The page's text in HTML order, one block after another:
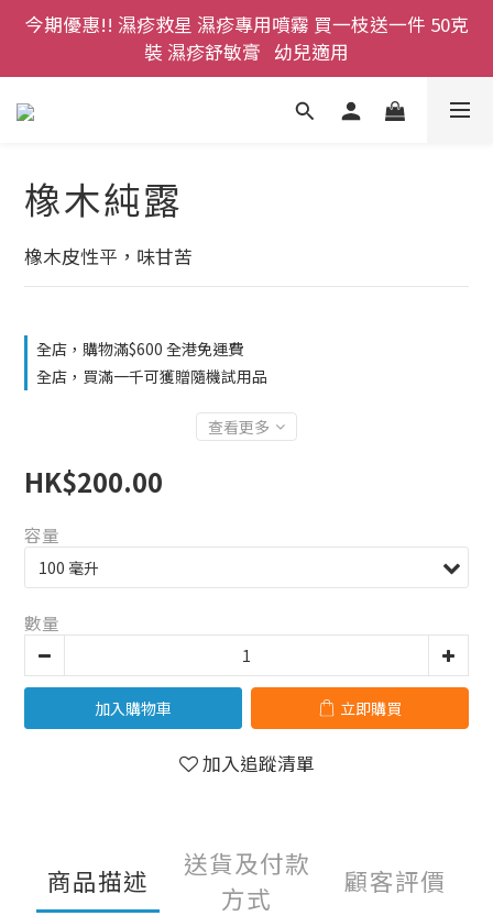
登記成為網店會員，即送$50購物金即刻用!!
首次購買 啤酒花咖啡因洗髮液 享8折優惠 不限購買量
今期優惠!! 濕疹救星 濕疹專用噴霧 買一枝送一件 50克
裝 濕疹舒敏膏   幼兒適用
登記成為網店會員，即送$50購物金即刻用!!
首次購買 啤酒花咖啡因洗髮液 享8折優惠 不限購買量
橡木純露
橡木皮性平，味甘苦
全店，購物滿$600 全港免運費
全店，買滿一千可獲贈隨機試用品
查看更多
HK$200.00
容量
數量
加入購物車 立即購買
加入追蹤清單
商品描述
送貨及付款
方式
顧客評價